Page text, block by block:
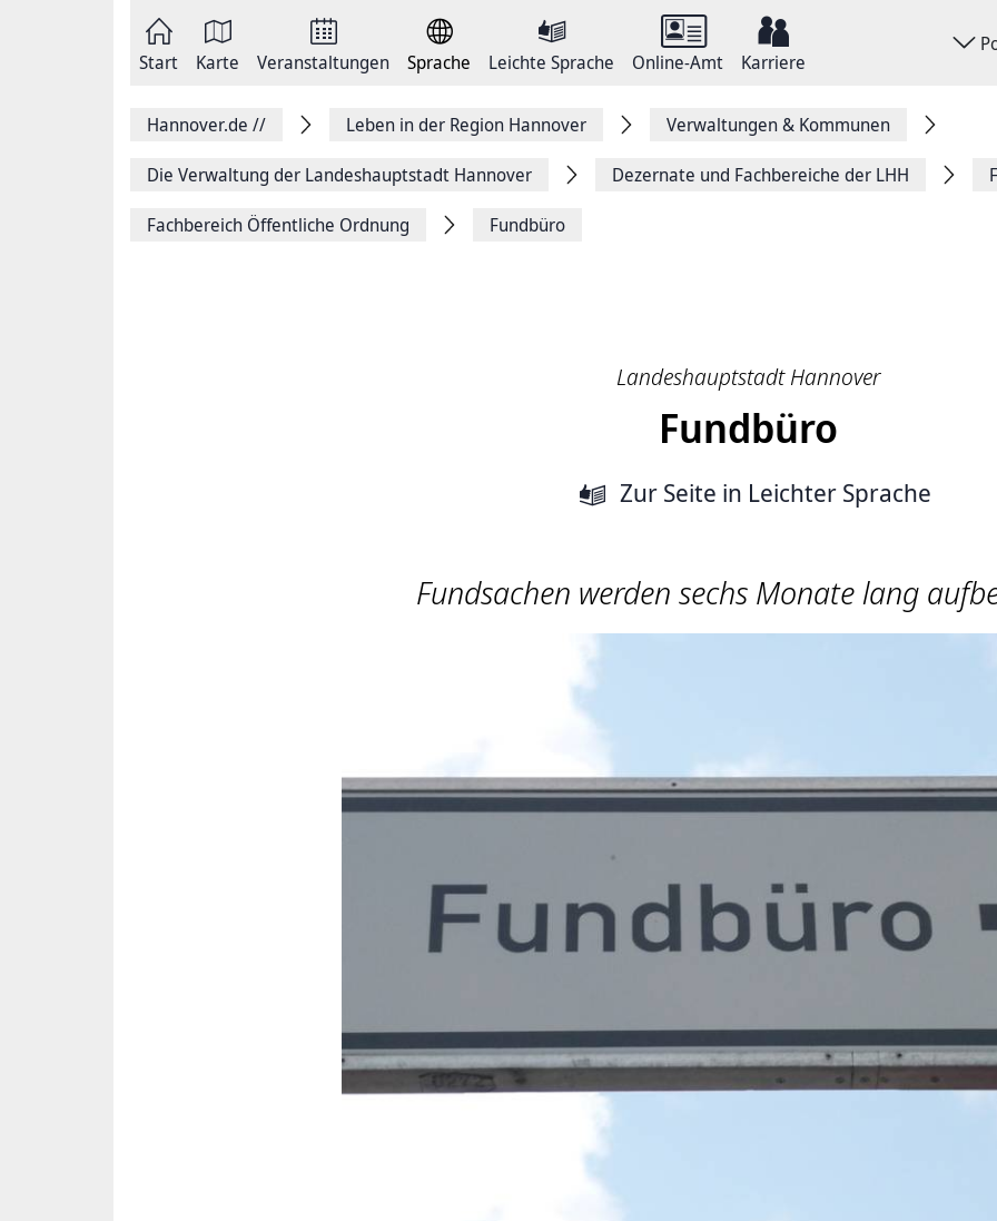
Start Karte Veranstaltungen Sprache Leichte Sprache Online-Amt Karriere
Hannover.de // Leben in der Region Hannover Verwaltungen & Kommunen
Die Verwaltung der Landeshauptstadt Hannover Dezernate und Fachbereiche der LHH
Fachbereich Öffentliche Ordnung Fundbüro
Landeshauptstadt Hannover
Fundbüro
Zur Seite in Leichter Sprache
Fundsachen werden sechs Monate lang